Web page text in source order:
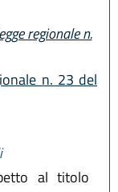
regionale n.
n. 23 del
al titolo